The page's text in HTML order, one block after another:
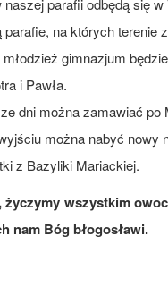
parafii odbędą się
na których terenie
gimnazjum
i Pawła.
dni można zamawiać
można nabyć nowy
z Bazyliki Mariackiej.
wszystkim
nam Bóg błogosławi.